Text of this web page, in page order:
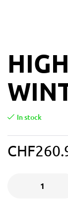
In stock
CHF